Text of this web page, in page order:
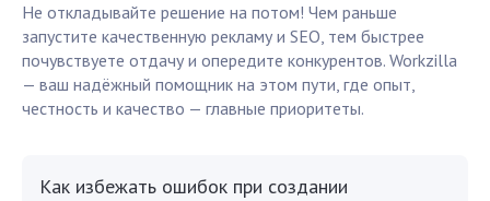
Не откладывайте решение на потом! Чем раньше
запустите качественную рекламу и SEO, тем быстрее
почувствуете отдачу и опередите конкурентов. Workzilla
— ваш надёжный помощник на этом пути, где опыт,
честность и качество — главные приоритеты.
Как избежать ошибок при создании